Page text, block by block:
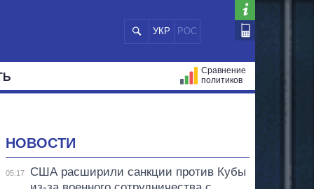
УКР РОС
Сравнение
политиков
НОВОСТИ
05:17
США расширили санкции против Кубы